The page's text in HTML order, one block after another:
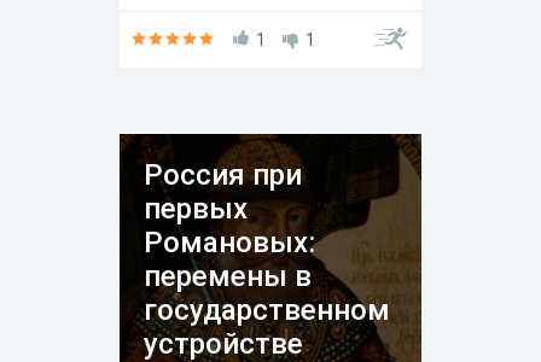
1 1
Россия при
первых
Романовых:
перемены в
государственном
устройстве